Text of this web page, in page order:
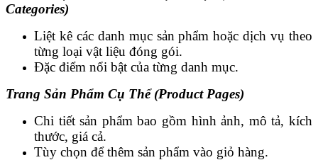
Categories)
Liệt kê các danh mục sản phẩm hoặc dịch vụ theo
từng loại vật liệu đóng gói.
Đặc điểm nổi bật của từng danh mục.
Trang Sản Phẩm Cụ Thể (Product Pages)
Chi tiết sản phẩm bao gồm hình ảnh, mô tả, kích
thước, giá cả.
Tùy chọn để thêm sản phẩm vào giỏ hàng.